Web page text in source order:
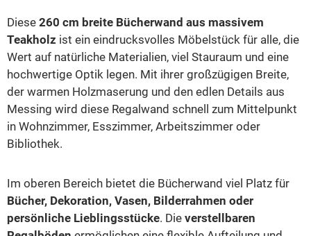
Diese 260 cm breite Bücherwand aus massivem
Teakholz ist ein eindrucksvolles Möbelstück für alle, die
Wert auf natürliche Materialien, viel Stauraum und eine
hochwertige Optik legen. Mit ihrer großzügigen Breite,
der warmen Holzmaserung und den edlen Details aus
Messing wird diese Regalwand schnell zum Mittelpunkt
in Wohnzimmer, Esszimmer, Arbeitszimmer oder
Bibliothek.
Im oberen Bereich bietet die Bücherwand viel Platz für
Bücher, Dekoration, Vasen, Bilderrahmen oder
persönliche Lieblingsstücke. Die verstellbaren